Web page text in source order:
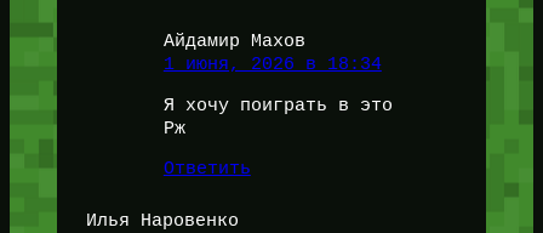
Айдамир Махов
1 июня, 2026 в 18:34
Я хочу поиграть в это
Рж
Ответить
Илья Наровенко